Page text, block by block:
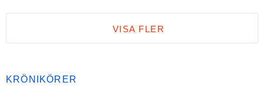
VISA FLER
KRÖNIKÖRER